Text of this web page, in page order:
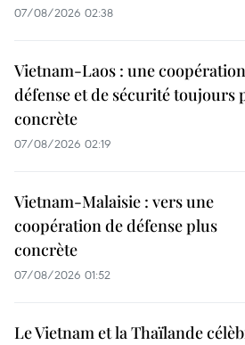
07/08/2026 02:38
Vietnam-Laos : une
défense et de sécurité toujours
concrète
07/08/2026 02:19
Vietnam-Malaisie : vers une
coopération de défense plus
concrète
07/08/2026 01:52
Le Vietnam et la Thaïlande